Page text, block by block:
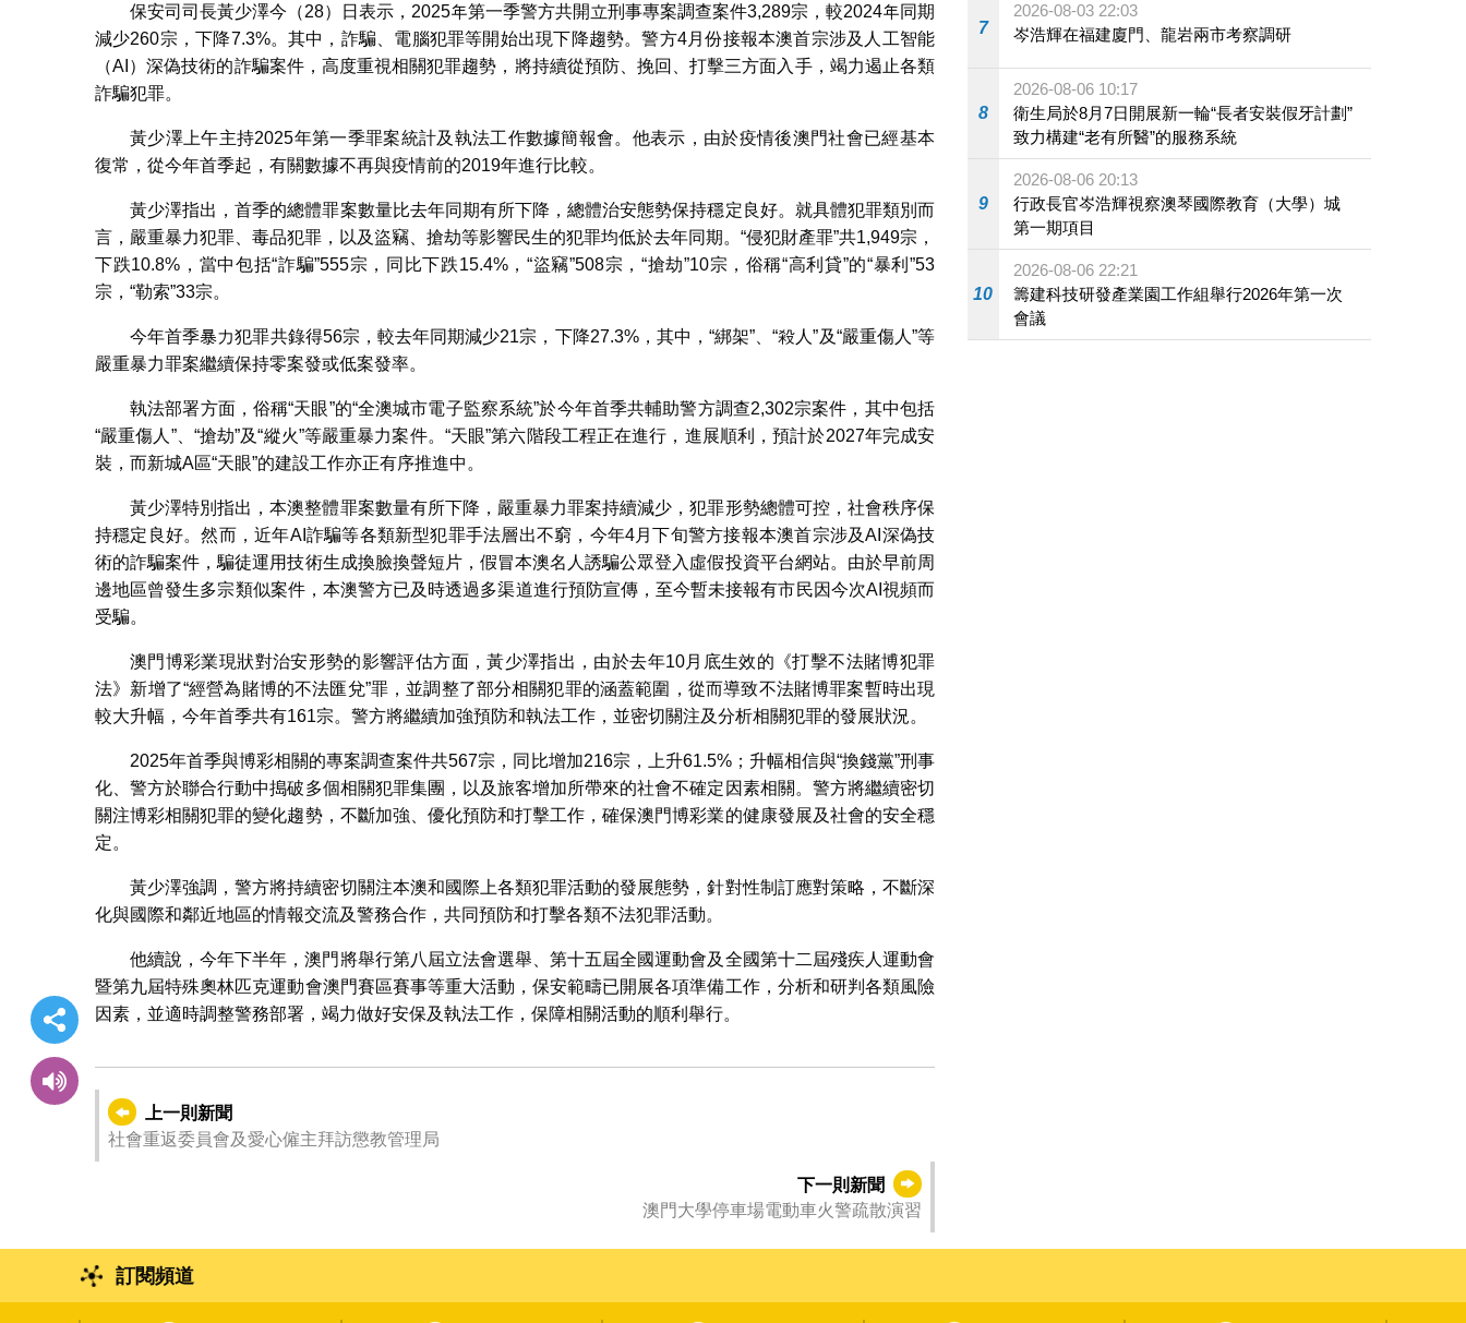
保安司司長黃少澤今（28）日表示，2025年第一季警方共開立刑事專案調查案件3,289宗，較2024年同期
減少260宗，下降7.3%。其中，詐騙、電腦犯罪等開始出現下降趨勢。警方4月份接報本澳首宗涉及人工智能
（AI）深偽技術的詐騙案件，高度重視相關犯罪趨勢，將持續從預防、挽回、打擊三方面入手，竭力遏止各類
詐騙犯罪。
黃少澤上午主持2025年第一季罪案統計及執法工作數據簡報會。他表示，由於疫情後澳門社會已經基本
復常，從今年首季起，有關數據不再與疫情前的2019年進行比較。
黃少澤指出，首季的總體罪案數量比去年同期有所下降，總體治安態勢保持穩定良好。就具體犯罪類別而
言，嚴重暴力犯罪、毒品犯罪，以及盜竊、搶劫等影響民生的犯罪均低於去年同期。“侵犯財產罪”共1,949宗，
下跌10.8%，當中包括“詐騙”555宗，同比下跌15.4%，“盜竊”508宗，“搶劫”10宗，俗稱“高利貸”的“暴利”53
宗，“勒索”33宗。
今年首季暴力犯罪共錄得56宗，較去年同期減少21宗，下降27.3%，其中，“綁架”、“殺人”及“嚴重傷人”等
嚴重暴力罪案繼續保持零案發或低案發率。
執法部署方面，俗稱“天眼”的“全澳城市電子監察系統”於今年首季共輔助警方調查2,302宗案件，其中包括
“嚴重傷人”、“搶劫”及“縱火”等嚴重暴力案件。“天眼”第六階段工程正在進行，進展順利，預計於2027年完成安
裝，而新城A區“天眼”的建設工作亦正有序推進中。
黃少澤特別指出，本澳整體罪案數量有所下降，嚴重暴力罪案持續減少，犯罪形勢總體可控，社會秩序保
持穩定良好。然而，近年AI詐騙等各類新型犯罪手法層出不窮，今年4月下旬警方接報本澳首宗涉及AI深偽技
術的詐騙案件，騙徒運用技術生成換臉換聲短片，假冒本澳名人誘騙公眾登入虛假投資平台網站。由於早前周
邊地區曾發生多宗類似案件，本澳警方已及時透過多渠道進行預防宣傳，至今暫未接報有市民因今次AI視頻而
受騙。
澳門博彩業現狀對治安形勢的影響評估方面，黃少澤指出，由於去年10月底生效的《打擊不法賭博犯罪
法》新增了“經營為賭博的不法匯兌”罪，並調整了部分相關犯罪的涵蓋範圍，從而導致不法賭博罪案暫時出現
較大升幅，今年首季共有161宗。警方將繼續加強預防和執法工作，並密切關注及分析相關犯罪的發展狀況。
2025年首季與博彩相關的專案調查案件共567宗，同比增加216宗，上升61.5%；升幅相信與“換錢黨”刑事
化、警方於聯合行動中搗破多個相關犯罪集團，以及旅客增加所帶來的社會不確定因素相關。警方將繼續密切
關注博彩相關犯罪的變化趨勢，不斷加強、優化預防和打擊工作，確保澳門博彩業的健康發展及社會的安全穩
定。
黃少澤強調，警方將持續密切關注本澳和國際上各類犯罪活動的發展態勢，針對性制訂應對策略，不斷深
化與國際和鄰近地區的情報交流及警務合作，共同預防和打擊各類不法犯罪活動。
他續說，今年下半年，澳門將舉行第八屆立法會選舉、第十五屆全國運動會及全國第十二屆殘疾人運動會
暨第九屆特殊奧林匹克運動會澳門賽區賽事等重大活動，保安範疇已開展各項準備工作，分析和研判各類風險
因素，並適時調整警務部署，竭力做好安保及執法工作，保障相關活動的順利舉行。
上一則新聞
社會重返委員會及愛心僱主拜訪懲教管理局
下一則新聞
澳門大學停車場電動車火警疏散演習
7
2026-08-03 22:03
岑浩輝在福建廈門、龍岩兩市考察調研
8
2026-08-06 10:17
衛生局於8月7日開展新一輪“長者安裝假牙計劃”
致力構建“老有所醫”的服務系統
9
2026-08-06 20:13
行政長官岑浩輝視察澳琴國際教育（大學）城
第一期項目
10
2026-08-06 22:21
籌建科技研發產業園工作組舉行2026年第一次
會議
訂閱頻道